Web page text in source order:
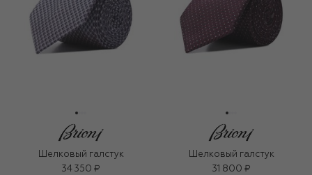
Шелковый галстук
34 350 ₽
Шелковый галстук
31 800 ₽